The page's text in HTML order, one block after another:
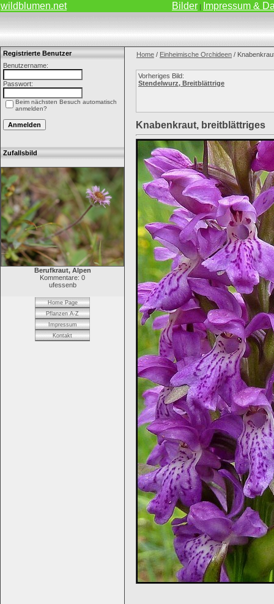
wildblumen.net Bilder | Impressum &
Registrierte Benutzer
Benutzername:
Passwort:
Beim nächsten Besuch automatisch
anmelden?
Zufallsbild
Berufkraut, Alpen
Kommentare: 0
ufessenb
Home Page
Pflanzen A-Z
Impressum
Kontakt
Home / Einheimische Orchideen /
Vorheriges Bild:
Stendelwurz, Breitblättrige
Knabenkraut, breitblättriges